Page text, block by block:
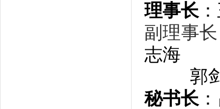
理事长
副理事
志海
郭
秘书长